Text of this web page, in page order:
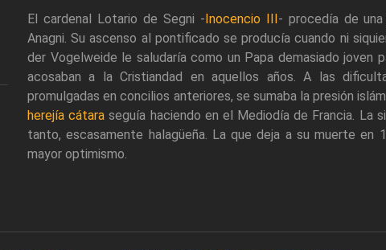
El cardenal Lotario de Segni -Inocencio III- procedía de
Anagni. Su ascenso al pontificado se producía cuando ni
der Vogelweide le saludaría como un Papa demasiado joven
acosaban a la Cristiandad en aquellos años. A las
promulgadas en concilios anteriores, se sumaba la presión
herejía cátara seguía haciendo en el Mediodía de Francia. La
tanto, escasamente halagüeña. La que deja a su muerte
mayor optimismo.